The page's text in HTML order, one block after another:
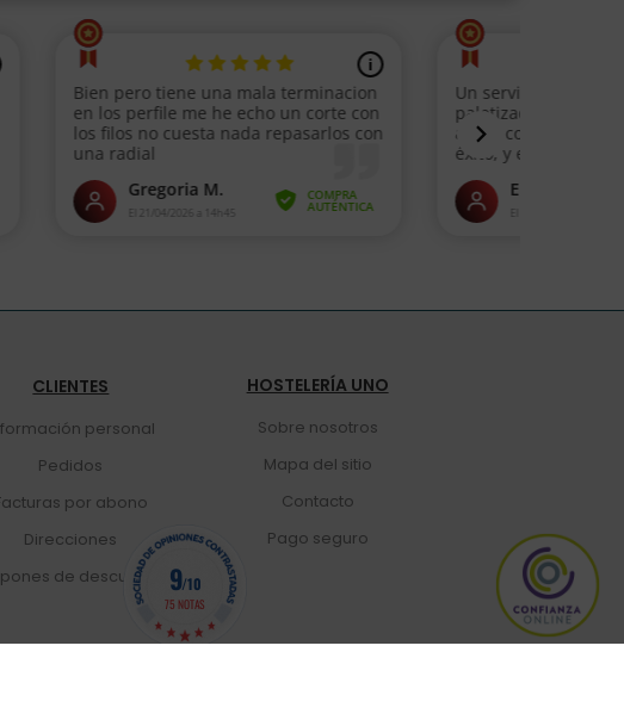
CLIENTES
personal
Pedidos
por abono
Direcciones
de descuento
HOSTELERÍA UNO
Sobre nosotros
Mapa del sitio
Contacto
Pago seguro
9/10
75 NOTAS